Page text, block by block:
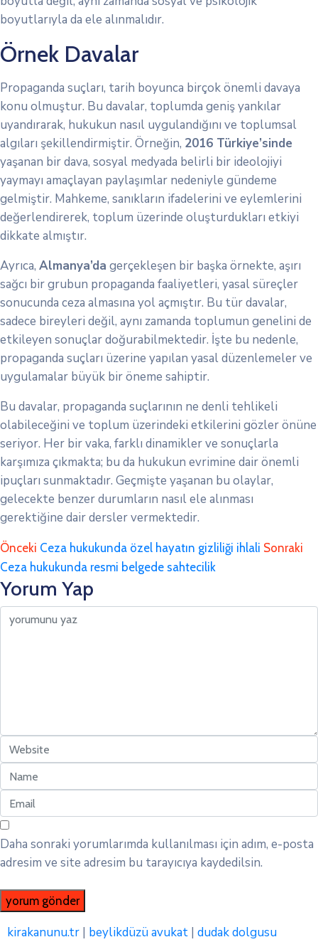
boyutlarıyla da ele alınmalıdır.
Örnek Davalar
Propaganda suçları, tarih boyunca birçok önemli davaya
konu olmuştur. Bu davalar, toplumda geniş yankılar
uyandırarak, hukukun nasıl uygulandığını ve toplumsal
algıları şekillendirmiştir. Örneğin, 2016 Türkiye’sinde
yaşanan bir dava, sosyal medyada belirli bir ideolojiyi
yaymayı amaçlayan paylaşımlar nedeniyle gündeme
gelmiştir. Mahkeme, sanıkların ifadelerini ve eylemlerini
değerlendirerek, toplum üzerinde oluşturdukları etkiyi
dikkate almıştır.
Ayrıca, Almanya’da gerçekleşen bir başka örnekte, aşırı
sağcı bir grubun propaganda faaliyetleri, yasal süreçler
sonucunda ceza almasına yol açmıştır. Bu tür davalar,
sadece bireyleri değil, aynı zamanda toplumun genelini de
etkileyen sonuçlar doğurabilmektedir. İşte bu nedenle,
propaganda suçları üzerine yapılan yasal düzenlemeler ve
uygulamalar büyük bir öneme sahiptir.
Bu davalar, propaganda suçlarının ne denli tehlikeli
olabileceğini ve toplum üzerindeki etkilerini gözler önüne
seriyor. Her bir vaka, farklı dinamikler ve sonuçlarla
karşımıza çıkmakta; bu da hukukun evrimine dair önemli
ipuçları sunmaktadır. Geçmişte yaşanan bu olaylar,
gelecekte benzer durumların nasıl ele alınması
gerektiğine dair dersler vermektedir.
Önceki Ceza hukukunda özel hayatın gizliliği ihlali Sonraki
Ceza hukukunda resmi belgede sahtecilik
Yorum Yap
Daha sonraki yorumlarımda kullanılması için adım, e-posta
adresim ve site adresim bu tarayıcıya kaydedilsin.
kirakanunu.tr | beylikdüzü avukat | dudak dolgusu